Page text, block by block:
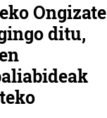
Ongizate
ditu,